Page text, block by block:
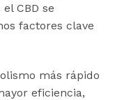
CBD se
factores clave
más rápido
eficiencia,